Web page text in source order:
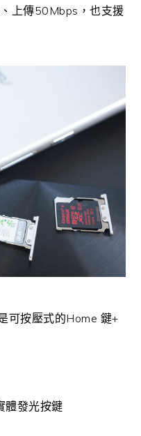
上傳50Mbps，也支援
可按壓式的Home 鍵+
體發光按鍵